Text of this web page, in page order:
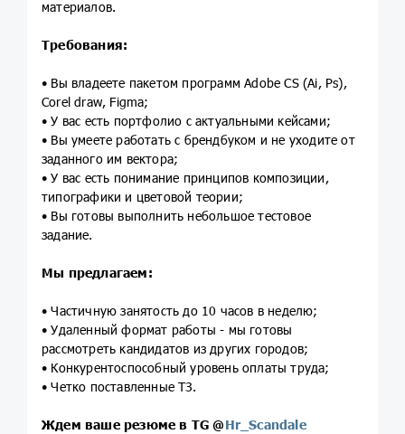
материалов.
Требования:
• Вы владеете пакетом программ Adobe CS (Ai, Ps),
Corel draw, Figma;
• У вас есть портфолио с актуальными кейсами;
• Вы умеете работать с брендбуком и не уходите от
заданного им вектора;
• У вас есть понимание принципов композиции,
типографики и цветовой теории;
• Вы готовы выполнить небольшое тестовое
задание.
Мы предлагаем:
• Частичную занятость до 10 часов в неделю;
• Удаленный формат работы - мы готовы
рассмотреть кандидатов из других городов;
• Конкурентоспособный уровень оплаты труда;
• Четко поставленные ТЗ.
Ждем ваше резюме в TG@Hr_Scandale